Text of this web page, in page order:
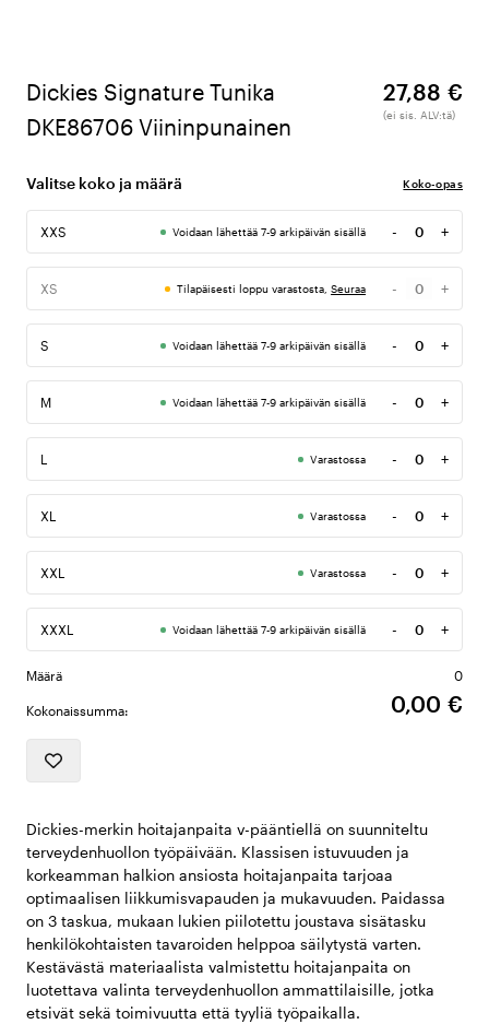
Dickies Signature Tunika
DKE86706 Viininpunainen
27,88 €
(ei sis. ALV:tä)
Valitse koko ja määrä Koko-opas
XXS Voidaan lähettää 7-9 arkipäivän sisällä -
Määrä
+
XS Tilapäisesti loppu varastosta, Seuraa -
Määrä
+
S Voidaan lähettää 7-9 arkipäivän sisällä -
Määrä
+
M Voidaan lähettää 7-9 arkipäivän sisällä -
Määrä
+
L Varastossa -
Määrä
+
XL Varastossa -
Määrä
+
XXL Varastossa -
Määrä
+
XXXL Voidaan lähettää 7-9 arkipäivän sisällä -
Määrä
+
Määrä 0
Kokonaissumma: 0,00 €
Dickies-merkin hoitajanpaita v-pääntiellä on suunniteltu
terveydenhuollon työpäivään. Klassisen istuvuuden ja
korkeamman halkion ansiosta hoitajanpaita tarjoaa
optimaalisen liikkumisvapauden ja mukavuuden. Paidassa
on 3 taskua, mukaan lukien piilotettu joustava sisätasku
henkilökohtaisten tavaroiden helppoa säilytystä varten.
Kestävästä materiaalista valmistettu hoitajanpaita on
luotettava valinta terveydenhuollon ammattilaisille, jotka
etsivät sekä toimivuutta että tyyliä työpaikalla.